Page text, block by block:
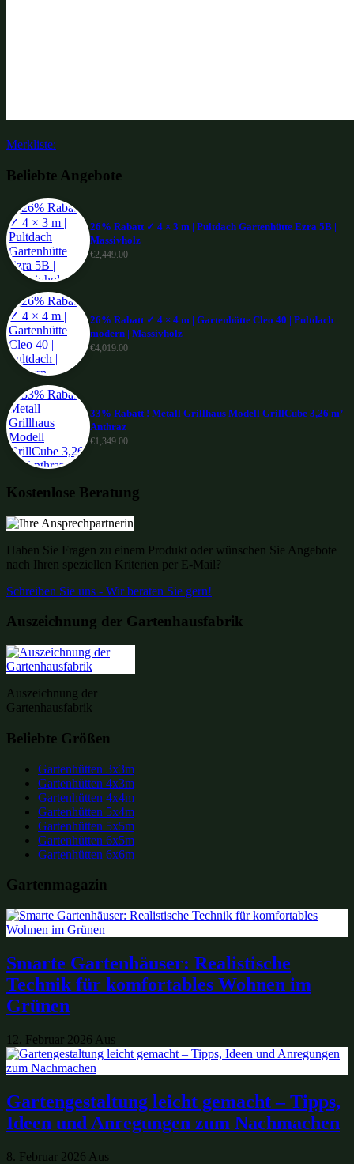
Merkliste:
Beliebte Angebote
26% Rabatt ✓ 4 × 3 m | Pultdach Gartenhütte Ezra 5B |
Massivholz
€2,449.00
26% Rabatt ✓ 4 × 4 m | Gartenhütte Cleo 40 | Pultdach |
modern | Massivholz
€4,019.00
33% Rabatt ! Metall Grillhaus Modell GrillCube 3,26 m²
Anthraz
€1,349.00
Kostenlose Beratung
Haben Sie Fragen zu einem Produkt oder wünschen Sie Angebote
nach Ihren speziellen Kriterien per E-Mail?
Schreiben Sie uns - Wir beraten Sie gern!
Auszeichnung der Gartenhausfabrik
Auszeichnung der
Gartenhausfabrik
Beliebte Größen
Gartenhütten 3x3m
Gartenhütten 4x3m
Gartenhütten 4x4m
Gartenhütten 5x4m
Gartenhütten 5x5m
Gartenhütten 6x5m
Gartenhütten 6x6m
Gartenmagazin
Smarte Gartenhäuser: Realistische
Technik für komfortables Wohnen im
Grünen
12. Februar 2026 Aus
Gartengestaltung leicht gemacht – Tipps,
Ideen und Anregungen zum Nachmachen
8. Februar 2026 Aus